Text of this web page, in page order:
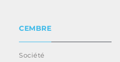
CEMBRE
Société